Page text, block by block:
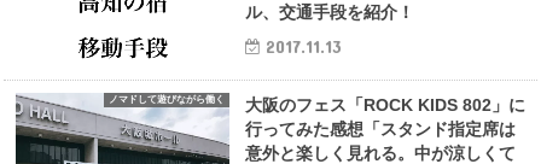
ル、交通手段を紹介！
2017.11.13
ノマドして遊びながら働く
大阪のフェス「ROCK KIDS 802」に
行ってみた感想「スタンド指定席は
意外と楽しく見れる。中が涼しくて